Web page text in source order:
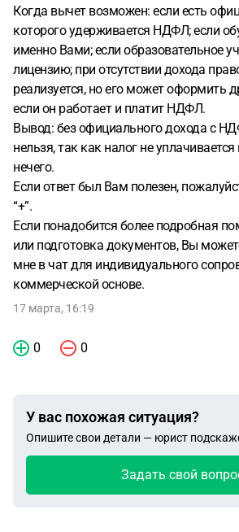
Когда вычет возможен: если есть
которого удерживается НДФЛ; если
именно Вами; если образовательное
лицензию; при отсутствии дохода
реализуется, но его может оформить
если он работает и платит НДФЛ.
Вывод: без официального дохода с
нельзя, так как налог не
нечего.
Если ответ был Вам полезен,
“+”.
Если понадобится более подробная
или подготовка документов, Вы
мне в чат для индивидуального
коммерческой основе.
17 марта, 16:19
0 0
У вас похожая ситуация?
Опишите свои детали — юрист
Задать свой